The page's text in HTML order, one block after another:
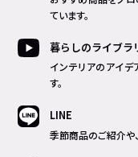
ています。
暮らしのライブラ
インテリアのアイ
す。
LINE
季節商品のご紹介や